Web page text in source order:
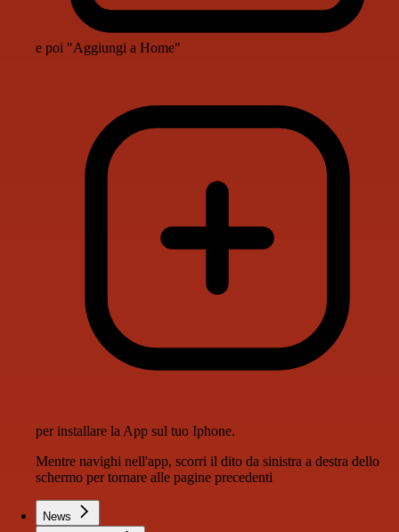
e poi "Aggiungi a Home"
per installare la App sul tuo Iphone.
Mentre navighi nell'app, scorri il dito da sinistra a destra dello
schermo per tornare alle pagine precedenti
News